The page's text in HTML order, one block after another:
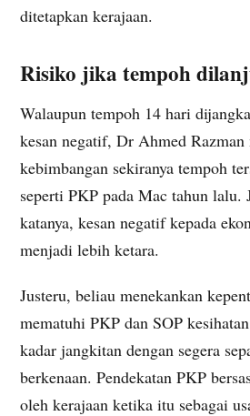
ditetapkan kerajaan.
Risiko jika tempoh
Walaupun tempoh 14 hari
kesan negatif, Dr Ahmed Razman
kebimbangan sekiranya tempoh
seperti PKP pada Mac tahun lalu.
katanya, kesan negatif kepada
menjadi lebih ketara.
Justeru, beliau menekankan
mematuhi PKP dan SOP
kadar jangkitan dengan segera
berkenaan. Pendekatan PKP
oleh kerajaan ketika itu sebagai